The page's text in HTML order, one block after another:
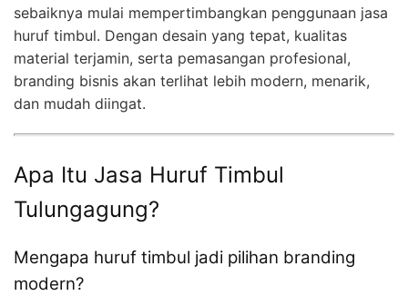
sebaiknya mulai mempertimbangkan penggunaan jasa
huruf timbul. Dengan desain yang tepat, kualitas
material terjamin, serta pemasangan profesional,
branding bisnis akan terlihat lebih modern, menarik,
dan mudah diingat.
Apa Itu Jasa Huruf Timbul
Tulungagung?
Mengapa huruf timbul jadi pilihan branding
modern?